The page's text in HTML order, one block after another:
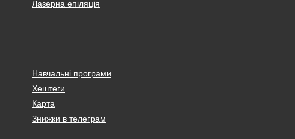
Лазерна епіляція
Навчальні програми
Хештеги
Карта
Знижки в телеграм